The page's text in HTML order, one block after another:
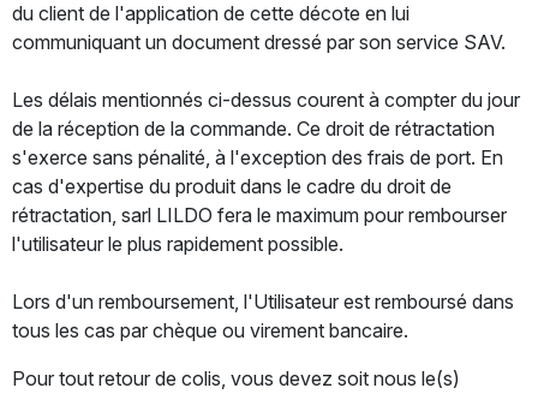
du client de l'application de cette décote en lui
communiquant un document dressé par son service SAV.
Les délais mentionnés ci-dessus courent à compter du jour
de la réception de la commande. Ce droit de rétractation
s'exerce sans pénalité, à l'exception des frais de port. En
cas d'expertise du produit dans le cadre du droit de
rétractation, sarl LILDO fera le maximum pour rembourser
l'utilisateur le plus rapidement possible.
Lors d'un remboursement, l'Utilisateur est remboursé dans
tous les cas par chèque ou virement bancaire.
Pour tout retour de colis, vous devez soit nous le(s)